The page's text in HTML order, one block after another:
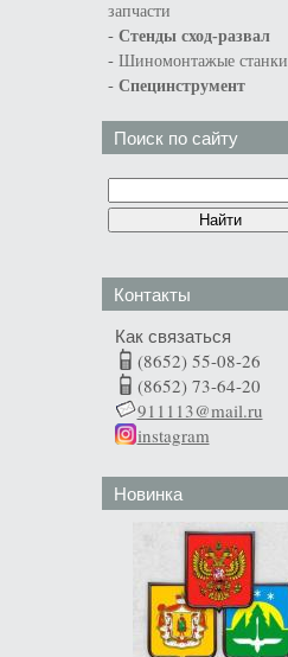
запчасти
- Стенды сход-развал
- Шиномонтажые станки
- Специнструмент
Поиск по сайту
Контакты
Как связаться
(8652) 55-08-26
(8652) 73-64-20
911113@mail.ru
instagram
Новинка